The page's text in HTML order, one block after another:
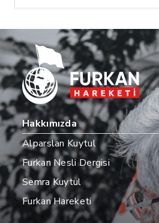
Hakkımızda
Alparslan Kuytul
Furkan Nesli Dergisi
Semra Kuytul
Furkan Hareketi